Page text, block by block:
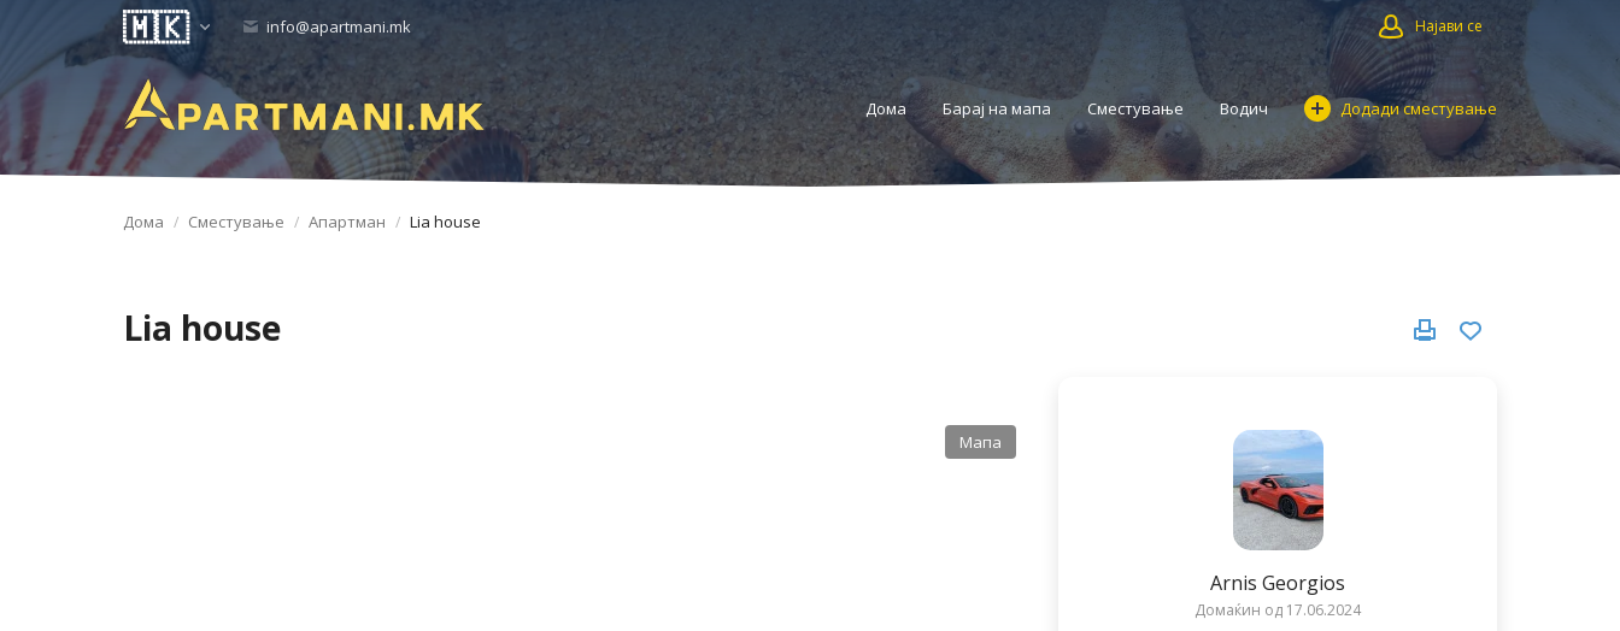
info@apartmani.mk Најави се
Дома Барај на мапа Сместување Водич Додади сместување
Дома Сместување Апартман Lia house
Lia house
Arnis Georgios
Домаќин од 17.06.2024
Мапа